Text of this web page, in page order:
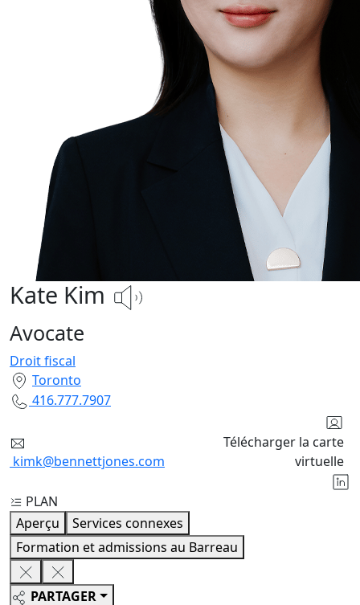
Kate Kim
Avocate
Droit fiscal
Toronto
416.777.7907
kimk@bennettjones.com
Télécharger la carte
virtuelle
PLAN
Aperçu
Services connexes
Formation et admissions au Barreau
PARTAGER